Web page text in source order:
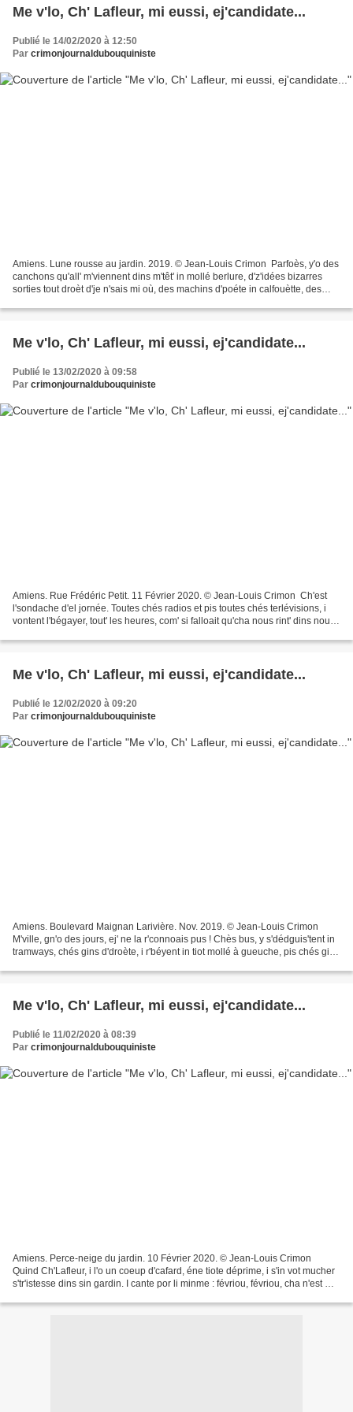
Me v'lo, Ch' Lafleur, mi eussi, ej'candidate...
Publié le 14/02/2020 à 12:50
Par crimonjournaldubouquiniste
Amiens. Lune rousse au jardin. 2019. © Jean-Louis Crimon Parfoès, y'o des
canchons qu'all' m'viennent dins m'têt' in mollé berlure, d'z'idées bizarres
sorties tout droèt d'je n'sais mi où, des machins d'poéte in calfouètte, des
Me v'lo, Ch' Lafleur, mi eussi, ej'candidate...
Publié le 13/02/2020 à 09:58
Par crimonjournaldubouquiniste
Amiens. Rue Frédéric Petit. 11 Février 2020. © Jean-Louis Crimon Ch'est
l'sondache d'el jornée. Toutes chés radios et pis toutes chés terlévisions, i
vontent l'bégayer, tout' les heures, com' si falloait qu'cha nous rint' dins nou
Me v'lo, Ch' Lafleur, mi eussi, ej'candidate...
Publié le 12/02/2020 à 09:20
Par crimonjournaldubouquiniste
Amiens. Boulevard Maignan Larivière. Nov. 2019. © Jean-Louis Crimon
M'ville, gn'o des jours, ej' ne la r'connoais pus ! Chès bus, y s'dédguis'tent in
tramways, chés gins d'droète, i r'béyent in tiot mollé à gueuche, pis chés gins
Me v'lo, Ch' Lafleur, mi eussi, ej'candidate...
Publié le 11/02/2020 à 08:39
Par crimonjournaldubouquiniste
Amiens. Perce-neige du jardin. 10 Février 2020. © Jean-Louis Crimon
Quind Ch'Lafleur, i l'o un coeup d'cafard, éne tiote déprime, i s'in vot mucher
s'tr'istesse dins sin gardin. I cante por li minme : févriou, févriou, cha n'est mie